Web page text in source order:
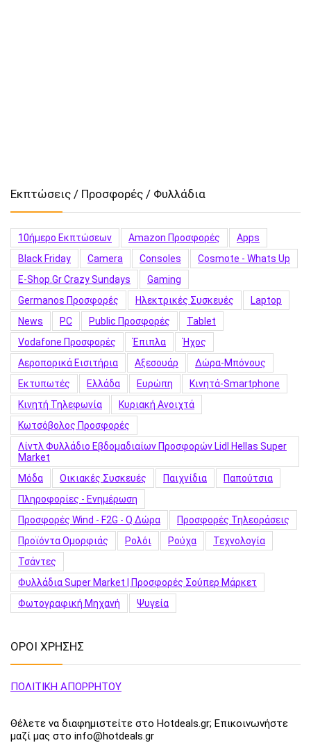
Εκπτώσεις / Προσφορές / Φυλλάδια
10ήμερο Εκπτώσεων Amazon Προσφορές
Apps
Black Friday
Camera Consoles
Cosmote - Whats Up
E-Shop.gr Crazy Sundays
Gaming
Germanos Προσφορές
Hλεκτρικές Συσκευές
Laptop
News
PC Public Προσφορές
Tablet
Vodafone Προσφορές
Έπιπλα
Ήχος
Αεροπορικά Εισιτήρια
Αξεσουάρ
Δώρα-Μπόνους
Εκτυπωτές
Ελλάδα Ευρώπη
Κινητά-Smartphone
Κινητή Τηλεφωνία
Κυριακή Ανοιχτά
Κωτσόβολος Προσφορές
Λίντλ Φυλλάδιο Εβδομαδιαίων Προσφορών Lidl Hellas Super
Market
Μόδα
Οικιακές Συσκευές Παιχνίδια
Παπούτσια
Πληροφορίες - Ενημέρωση
Προσφορές Wind - F2G - Q Δώρα
Προσφορές Τηλεοράσεις
Προϊόντα Ομορφιάς
Ρολόι Ρούχα
Τεχνολογία
Τσάντες
Φυλλάδια Super Market | Προσφορές Σούπερ Μάρκετ
Φωτογραφική Μηχανή
Ψυγεία
ΟΡΟΙ ΧΡΗΣΗΣ
ΠΟΛΙΤΙΚΗ ΑΠΟΡΡΗΤΟΥ
Θέλετε να διαφημιστείτε στο Hotdeals.gr; Επικοινωνήστε
μαζί μας στο info@hotdeals.gr